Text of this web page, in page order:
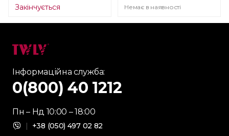
Закінчується Немає в наявності
Інформаційна служба:
0(800) 40 1212
Пн – Нд 10:00 – 18:00
| +38 (050) 497 02 82